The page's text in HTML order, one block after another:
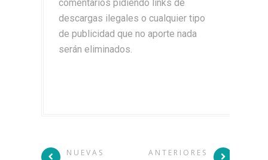
comentarios pidiendo links de
descargas ilegales o cualquier tipo
de publicidad que no aporte nada
serán eliminados.
NUEVAS ANTERIORES